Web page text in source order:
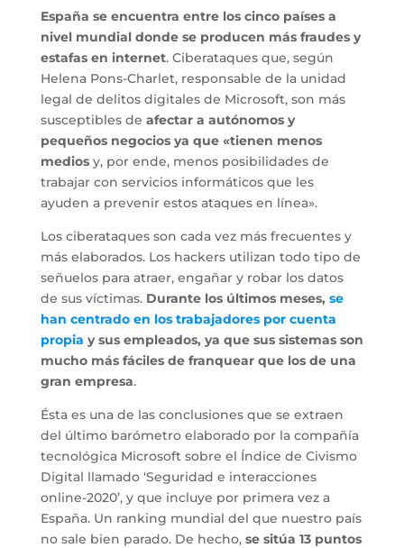
España se encuentra entre los cinco países a
nivel mundial donde se producen más fraudes y
estafas en internet. Ciberataques que, según
Helena Pons-Charlet, responsable de la unidad
legal de delitos digitales de Microsoft, son más
susceptibles de afectar a autónomos y
pequeños negocios ya que «tienen menos
medios y, por ende, menos posibilidades de
trabajar con servicios informáticos que les
ayuden a prevenir estos ataques en línea».
Los ciberataques son cada vez más frecuentes y
más elaborados. Los hackers utilizan todo tipo de
señuelos para atraer, engañar y robar los datos
de sus víctimas. Durante los últimos meses, se
han centrado en los trabajadores por cuenta
propia y sus empleados, ya que sus sistemas son
mucho más fáciles de franquear que los de una
gran empresa.
Ésta es una de las conclusiones que se extraen
del último barómetro elaborado por la compañía
tecnológica Microsoft sobre el Índice de Civismo
Digital llamado ‘Seguridad e interacciones
online-2020’, y que incluye por primera vez a
España. Un ranking mundial del que nuestro país
no sale bien parado. De hecho, se sitúa 13 puntos